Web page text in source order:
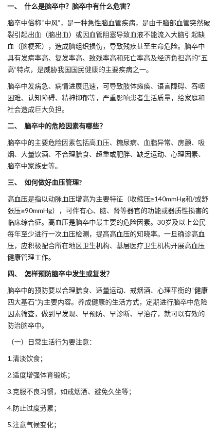
一、 什么是脑卒中？脑卒中有什么危害？
脑卒中俗称“中风”，是一种急性脑血管疾病，是由于脑部血管突然破
裂引起出血（脑出血）或因血管阻塞导致血液不能流入大脑引起缺
血（脑梗死），造成脑组织损伤，导致残疾甚至生命危险。脑卒中
具有发病率高、复发率高、致残率高和死亡率高及经济负担高的“五
高”特点，是威胁我国国民健康的主要疾病之一。
脑卒中发病急、病情进展迅速，可导致肢体瘫痪、语言障碍、吞咽
困难、认知障碍、精神抑郁等，严重影响患者生活质量，给家庭和
社会造成巨大负担。
二、 脑卒中的危险因素有哪些？
脑卒中的主要危险因素包括高血压、糖尿病、血脂异常、房颤、吸
烟、大量饮酒、不合理膳食、超重或肥胖、缺乏运动、心理因素、
脑卒中家族史等。
三、 如何做好血压管理?
高血压是指以动脉血压增高为主要特征（收缩压≥140mmHg和/或舒
张压≥90mmHg），可伴有心、脑、肾等器官的功能或器质性损害的
临床综合征。高血压是脑卒中最主要的危险因素。30岁及以上公民
每年至少进行一次血压检测，提高高血压的知晓率。一旦确诊高血
压，应积极配合所在地区卫生机构、基层医疗卫生机构开展高血压
健康管理工作。
四、 怎样预防脑卒中发生或复发？
脑卒中的预防要以合理膳食、适量运动、戒烟酒、心理平衡的“健康
四大基石”为主要内容。养成健康的生活方式，定期进行脑卒中危险
因素筛查，做到早发现、早预防、早诊断、早治疗，就可以有效的
防治脑卒中。
（一）日常生活行为要注意：
1.清淡饮食；
2.适度增强体育锻炼；
3.克服不良习惯，如戒烟酒、避免久坐等；
4.防止过度劳累；
5.注意气候变化；